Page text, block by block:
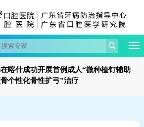
喀什成功开展首例成人“微种植钉辅助
骨个性化骨性扩弓”治疗